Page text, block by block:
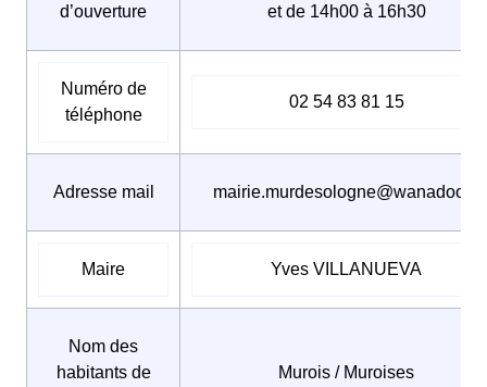
d’ouverture
et de 14h00 à 16h30
Numéro de
téléphone
02 54 83 81 15
Adresse mail mairie.murdesologne@wanadoo.fr
Maire Yves VILLANUEVA
Nom des
habitants de
Murois / Muroises